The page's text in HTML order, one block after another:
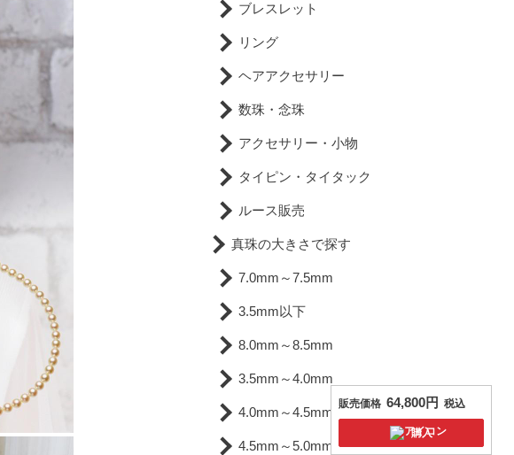
ブレスレット
リング
ヘアアクセサリー
数珠・念珠
アクセサリー・小物
タイピン・タイタック
ルース販売
真珠の大きさで探す
7.0mm～7.5mm
3.5mm以下
8.0mm～8.5mm
3.5mm～4.0mm
4.0mm～4.5mm
4.5mm～5.0mm
販売価格 64,800円 税込
購入